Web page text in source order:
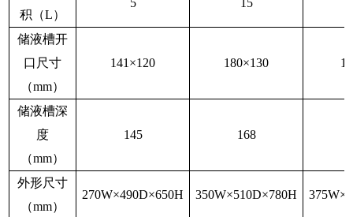
积（L）
5 15
储液槽开
口尺寸
（mm）
141 ×120 180×130
储液槽深
度
（mm）
145 168
外形尺寸
（mm）
270W×490D×650H 350W×510D×780H 375W×